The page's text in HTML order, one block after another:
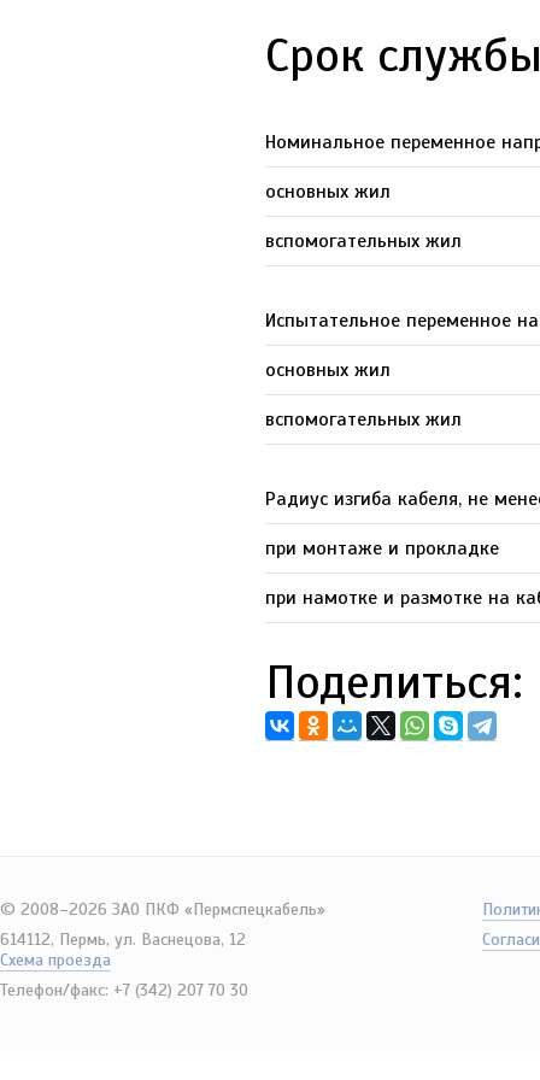
Срок
Номинальное переменное
основных жил
вспомогательных жил
Испытательное переменное
основных жил
вспомогательных жил
Радиус изгиба кабеля, не
при монтаже и прокладке
при намотке и размотке на
Поделиться:
© 2008–2026 ЗАО ПКФ «Пермспецкабель»
614112, Пермь, ул. Васнецова, 12
Схема проезда
Телефон/факс: +7 (342) 207 70 30